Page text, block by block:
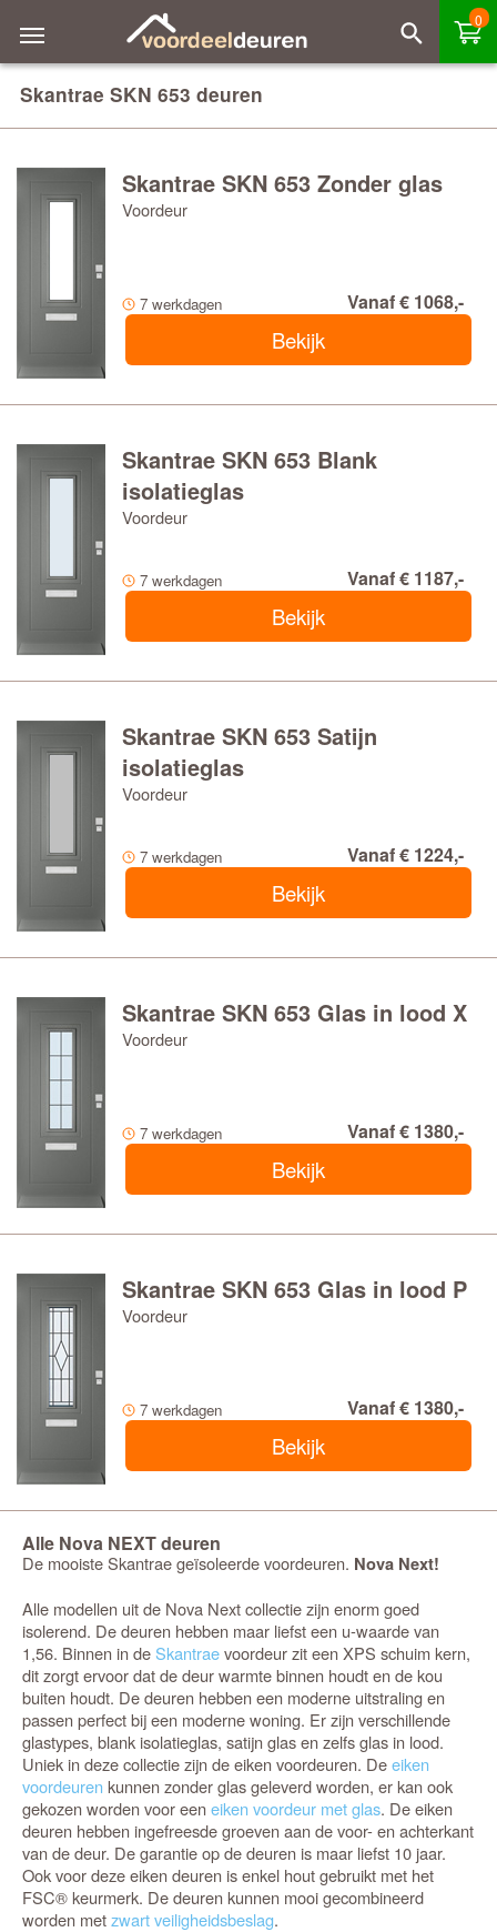
0
Skantrae SKN 653 deuren
Skantrae SKN 653 Zonder glas
Voordeur
7 werkdagen Vanaf € 1068,-
Bekijk
Skantrae SKN 653 Blank
isolatieglas
Voordeur
7 werkdagen Vanaf € 1187,-
Bekijk
Skantrae SKN 653 Satijn
isolatieglas
Voordeur
7 werkdagen Vanaf € 1224,-
Bekijk
Skantrae SKN 653 Glas in lood X
Voordeur
7 werkdagen Vanaf € 1380,-
Bekijk
Skantrae SKN 653 Glas in lood P
Voordeur
7 werkdagen Vanaf € 1380,-
Bekijk
Alle Nova NEXT deuren
De mooiste Skantrae geïsoleerde voordeuren. Nova Next!
Alle modellen uit de Nova Next collectie zijn enorm goed
isolerend. De deuren hebben maar liefst een u-waarde van
1,56. Binnen in deSkantraevoordeur zit een XPS schuim kern,
dit zorgt ervoor dat de deur warmte binnen houdt en de kou
buiten houdt. De deuren hebben een moderne uitstraling en
passen perfect bij een moderne woning. Er zijn verschillende
glastypes, blank isolatieglas, satijn glas en zelfs glas in lood.
Uniek in deze collectie zijn de eiken voordeuren. Deeiken
voordeuren kunnen zonder glas geleverd worden, er kan ook
gekozen worden voor eeneiken voordeur met glas. De eiken
deuren hebben ingefreesde groeven aan de voor- en achterkant
van de deur. De garantie op de deuren is maar liefst 10 jaar.
Ook voor deze eiken deuren is enkel hout gebruikt met het
FSC® keurmerk. De deuren kunnen mooi gecombineerd
worden metzwart veiligheidsbeslag.